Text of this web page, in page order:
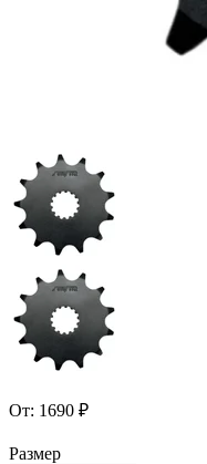
От: 1690 ₽
Размер